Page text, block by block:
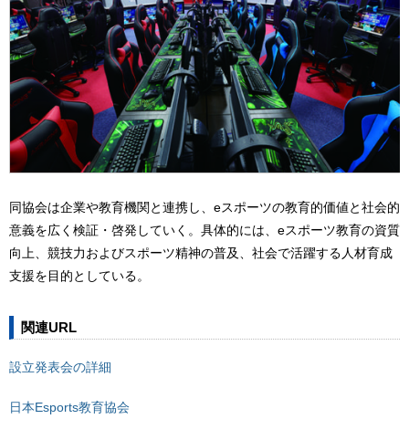
同協会は企業や教育機関と連携し、eスポーツの教育的価値と社会的
意義を広く検証・啓発していく。具体的には、eスポーツ教育の資質
向上、競技力およびスポーツ精神の普及、社会で活躍する人材育成
支援を目的としている。
関連URL
設立発表会の詳細
日本Esports教育協会